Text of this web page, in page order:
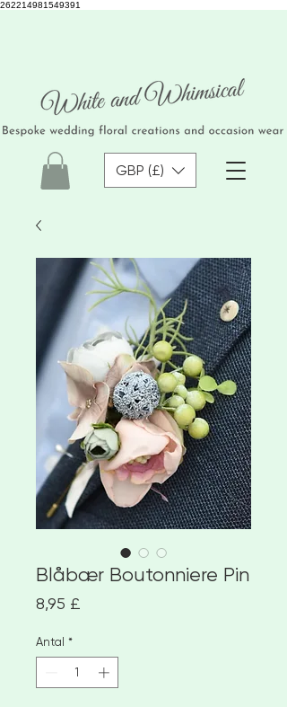
262214981549391
GBP (£)
Blåbær Boutonniere Pin
8,95 £
Antal *